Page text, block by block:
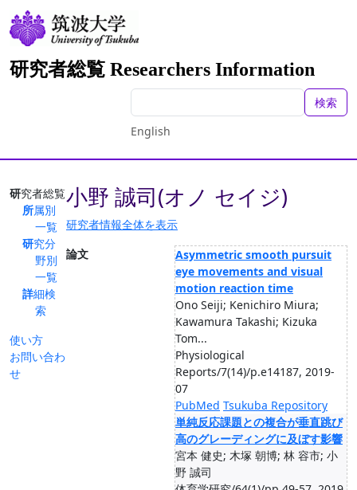
研究者総覧 Researchers Information
検索
English
研究者総覧
所属別
一覧
研究分
野別
一覧
詳細検
索
使い方
お問い合わ
せ
小野 誠司(オノ セイジ)
研究者情報全体を表示
論文
Asymmetric smooth pursuit
eye movements and visual
motion reaction time
Ono Seiji; Kenichiro Miura;
Kawamura Takashi; Kizuka
Tom...
Physiological
Reports/7(14)/p.e14187, 2019-
07
PubMed Tsukuba Repository
単純反応課題との複合が垂直跳び
高のグレーディングに及ぼす影響
宮本 健史; 木塚 朝博; 林 容市; 小
野 誠司